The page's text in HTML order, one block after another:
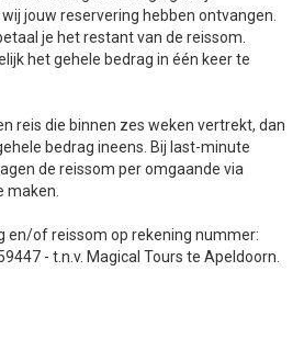
jouw reservering hebben ontvangen.
je het restant van de reissom.
het gehele bedrag in één keer te
reis die binnen zes weken vertrekt, dan
bedrag ineens. Bij last-minute
de reissom per omgaande via
maken.
en/of reissom op rekening nummer:
- t.n.v. Magical Tours te Apeldoorn.